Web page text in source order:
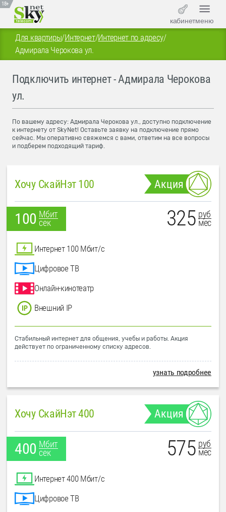
18+
кабинетменю
Для квартиры/Интернет/Интернет по адресу/
Адмирала Черокова ул.
Подключить интернет - Адмирала Черокова
ул.
По вашему адресу: Адмирала Черокова ул., доступно подключение
к интернету от SkyNet! Оставьте заявку на подключение прямо
сейчас. Мы оперативно свяжемся с вами, ответим на все вопросы
и подберем подходящий тариф.
Хочу СкайНэт 100 Акция
100 Мбит
сек
325 руб
мес
Интернет 100 Мбит/с
Цифровое ТВ
Онлайн-кинотеатр
Внешний IP
Стабильный интернет для общения, учебы и работы. Акция
действует по ограниченному списку адресов.
узнать подробнее
Хочу СкайНэт 400 Акция
400 Мбит
сек
575 руб
мес
Интернет 400 Мбит/с
Цифровое ТВ